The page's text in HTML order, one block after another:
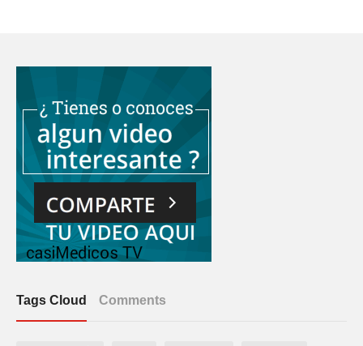
Tags Cloud Comments